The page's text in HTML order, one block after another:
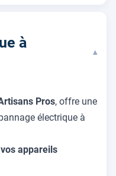
à
▾
Pros, offre une
électrique à
appareils